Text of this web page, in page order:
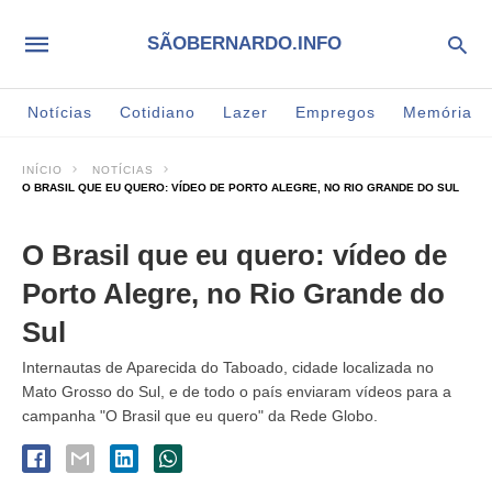
SÃOBERNARDO.INFO
Notícias Cotidiano Lazer Empregos Memória
INÍCIO
NOTÍCIAS
O BRASIL QUE EU QUERO: VÍDEO DE PORTO ALEGRE, NO RIO GRANDE DO SUL
O Brasil que eu quero: vídeo de
Porto Alegre, no Rio Grande do
Sul
Internautas de Aparecida do Taboado, cidade localizada no
Mato Grosso do Sul, e de todo o país enviaram vídeos para a
campanha "O Brasil que eu quero" da Rede Globo.